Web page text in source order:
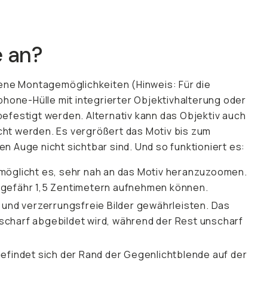
Montagemöglichkeiten (Hinweis: Für die
Hülle mit integrierter Objektivhalterung oder
werden. Alternativ kann das Objektiv auch
werden. Es vergrößert das Motiv bis zum
Auge nicht sichtbar sind. Und so funktioniert es:
es, sehr nah an das Motiv heranzuzoomen.
1,5 Zentimetern aufnehmen können.
verzerrungsfreie Bilder gewährleisten. Das
abgebildet wird, während der Rest unscharf
sich der Rand der Gegenlichtblende auf der